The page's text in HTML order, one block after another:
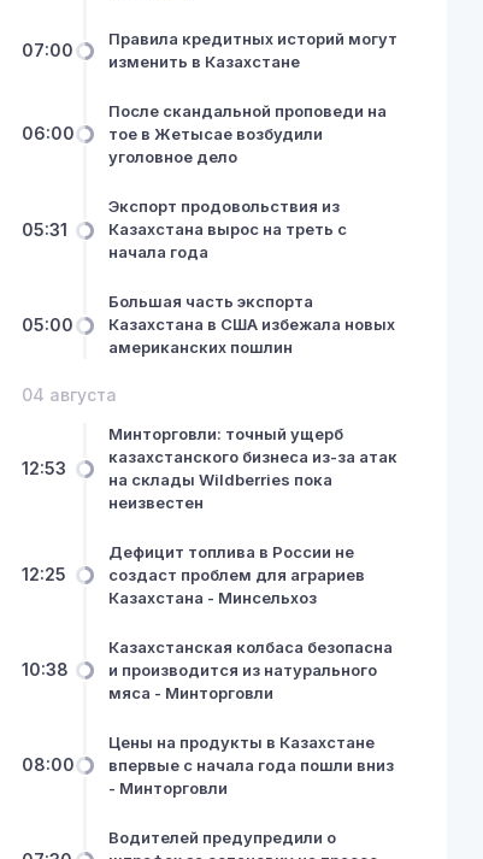
07:00
Правила кредитных историй могут
изменить в Казахстане
06:00
После скандальной проповеди на
тое в Жетысае возбудили
уголовное дело
05:31
Экспорт продовольствия из
Казахстана вырос на треть с
начала года
05:00
Большая часть экспорта
Казахстана в США избежала новых
американских пошлин
04 августа
12:53
Минторговли: точный ущерб
казахстанского бизнеса из-за атак
на склады Wildberries пока
неизвестен
12:25
Дефицит топлива в России не
создаст проблем для аграриев
Казахстана - Минсельхоз
10:38
Казахстанская колбаса безопасна
и производится из натурального
мяса - Минторговли
08:00
Цены на продукты в Казахстане
впервые с начала года пошли вниз
- Минторговли
Водителей предупредили о